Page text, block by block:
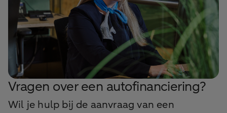
Vragen over een autofinanciering?
Wil je hulp bij de aanvraag van een